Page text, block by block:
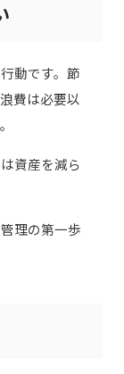
動です。節
費は必要以
資産を減ら
理の第一歩